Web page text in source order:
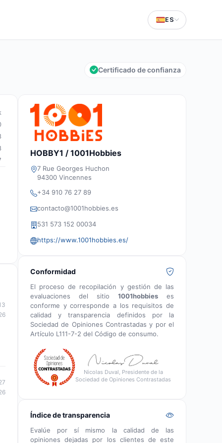
ES
Certificado de confianza
HOBBY1 / 1001Hobbies
7 Rue Georges Huchon
94300 Vincennes
+34 910 76 27 89
contacto@1001hobbies.es
531 573 152 00034
https://www.1001hobbies.es/
Conformidad
El proceso de recopilación y gestión de las
evaluaciones del sitio 1001hobbies es
conforme y corresponde a los requisitos de
calidad y transparencia definidos por la
Sociedad de Opiniones Contrastadas y por el
Artículo L111-7-2 del Código de consumo.
Nicolas Duval, Presidente de la
Sociedad de Opiniones Contrastadas
Índice de transparencia
Evalúe por sí mismo la calidad de las
opiniones dejadas por los clientes de este